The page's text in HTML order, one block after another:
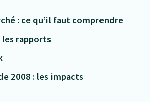
: ce qu’il faut comprendre
les rapports
2008 : les impacts